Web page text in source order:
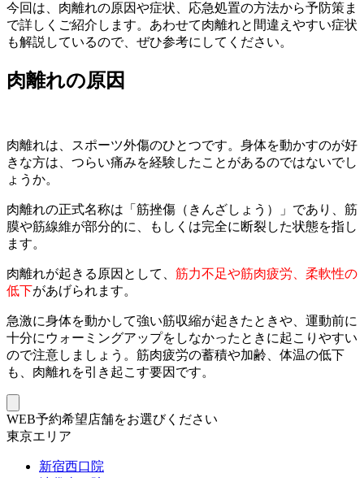
今回は、肉離れの原因や症状、応急処置の方法から予防策ま
で詳しくご紹介します。あわせて肉離れと間違えやすい症状
も解説しているので、ぜひ参考にしてください。
肉離れの原因
肉離れは、スポーツ外傷のひとつです。身体を動かすのが好
きな方は、つらい痛みを経験したことがあるのではないでし
ょうか。
肉離れの正式名称は「筋挫傷（きんざしょう）」であり、筋
膜や筋線維が部分的に、もしくは完全に断裂した状態を指し
ます。
肉離れが起きる原因として、 筋力不足や筋肉疲労、柔軟性の
低下があげられます。
急激に身体を動かして強い筋収縮が起きたときや、運動前に
十分にウォーミングアップをしなかったときに起こりやすい
ので注意しましょう。筋肉疲労の蓄積や加齢、体温の低下
も、肉離れを引き起こす要因です。
WEB予約希望店舗をお選びください
東京エリア
新宿西口院